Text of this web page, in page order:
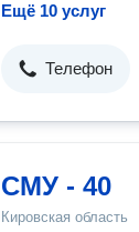
Ещё 10 услуг
Телефон
СМУ - 40
Кировская область